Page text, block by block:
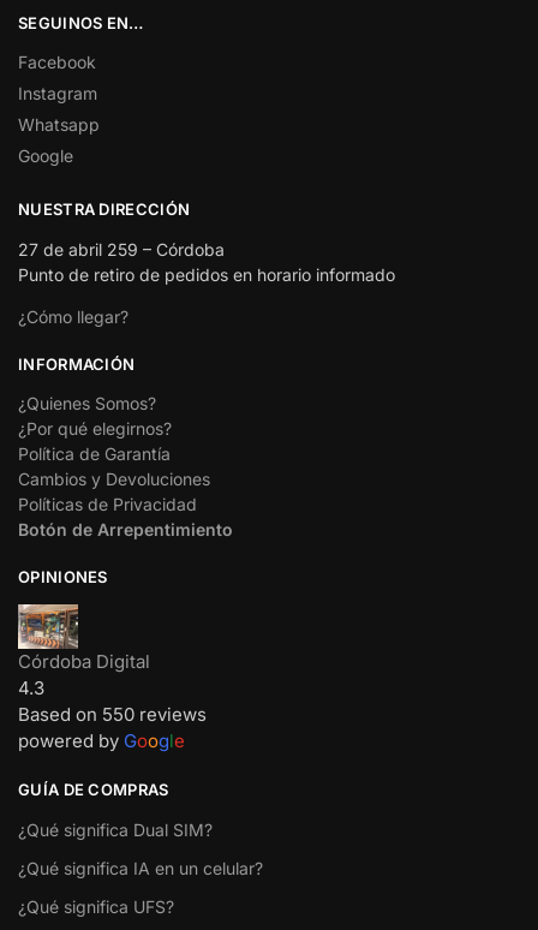
SEGUINOS EN…
Facebook
Instagram
Whatsapp
Google
NUESTRA DIRECCIÓN
27 de abril 259 – Córdoba
Punto de retiro de pedidos en horario informado
¿Cómo llegar?
INFORMACIÓN
¿Quienes Somos?
¿Por qué elegirnos?
Política de Garantía
Cambios y Devoluciones
Políticas de Privacidad
Botón de Arrepentimiento
OPINIONES
Córdoba Digital
4.3
Based on 550 reviews
powered by Google
GUÍA DE COMPRAS
¿Qué significa Dual SIM?
¿Qué significa IA en un celular?
¿Qué significa UFS?